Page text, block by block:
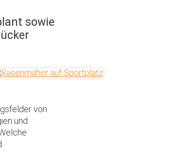
sowie
von
und